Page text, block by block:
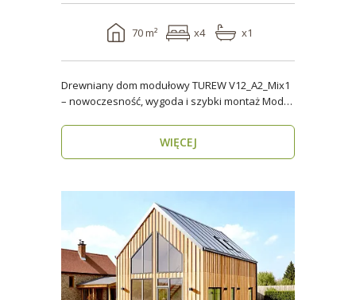
70 m² x4 x1
Drewniany dom modułowy TUREW V12_A2_Mix1
– nowoczesność, wygoda i szybki montaż Model
WIĘCEJ